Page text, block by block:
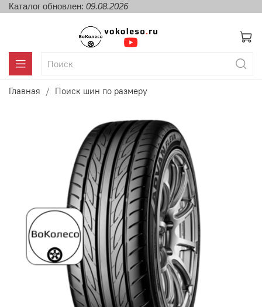
Каталог обновлен: 09.08.2026
Главная Поиск шин по размеру